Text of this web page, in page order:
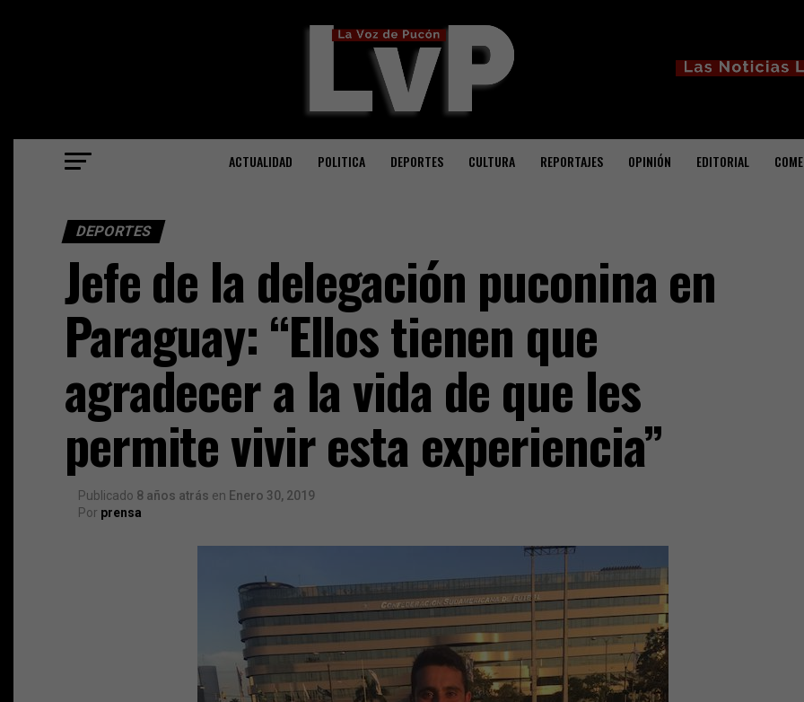
ACTUALIDAD POLITICA DEPORTES CULTURA REPORTAJES OPINIÓN EDITORIAL
DEPORTES
Jefe de la delegación puconina en
Paraguay: “Ellos tienen que
agradecer a la vida de que les
permite vivir esta experiencia”
Publicado 8 años atrás en Enero 30, 2019
Por prensa